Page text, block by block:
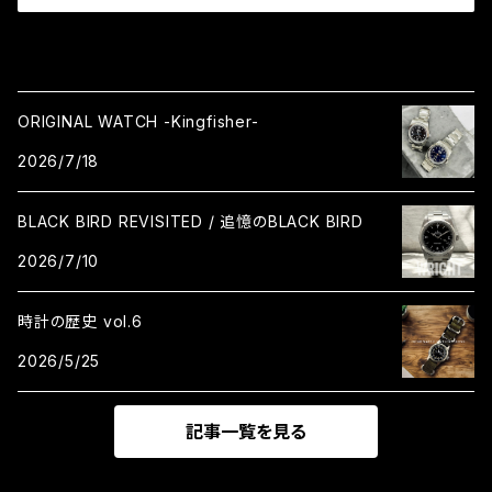
ORIGINAL WATCH -Kingfisher-
2026/7/18
BLACK BIRD REVISITED / 追憶のBLACK BIRD
2026/7/10
時計の歴史 vol.6
2026/5/25
記事一覧を見る